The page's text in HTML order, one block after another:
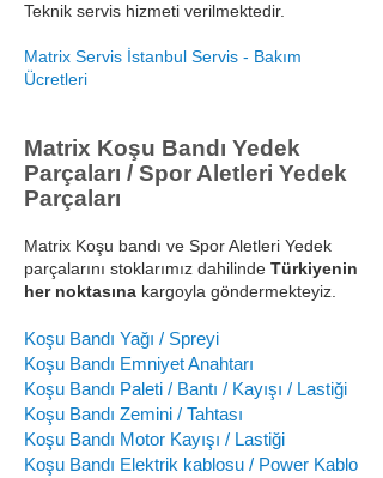
Teknik servis hizmeti verilmektedir.
Matrix Servis İstanbul Servis - Bakım
Ücretleri
Matrix Koşu Bandı Yedek
Parçaları / Spor Aletleri Yedek
Parçaları
Matrix Koşu bandı ve Spor Aletleri Yedek
parçalarını stoklarımız dahilinde Türkiyenin
her noktasına kargoyla göndermekteyiz.
Koşu Bandı Yağı / Spreyi
Koşu Bandı Emniyet Anahtarı
Koşu Bandı Paleti / Bantı / Kayışı / Lastiği
Koşu Bandı Zemini / Tahtası
Koşu Bandı Motor Kayışı / Lastiği
Koşu Bandı Elektrik kablosu / Power Kablo